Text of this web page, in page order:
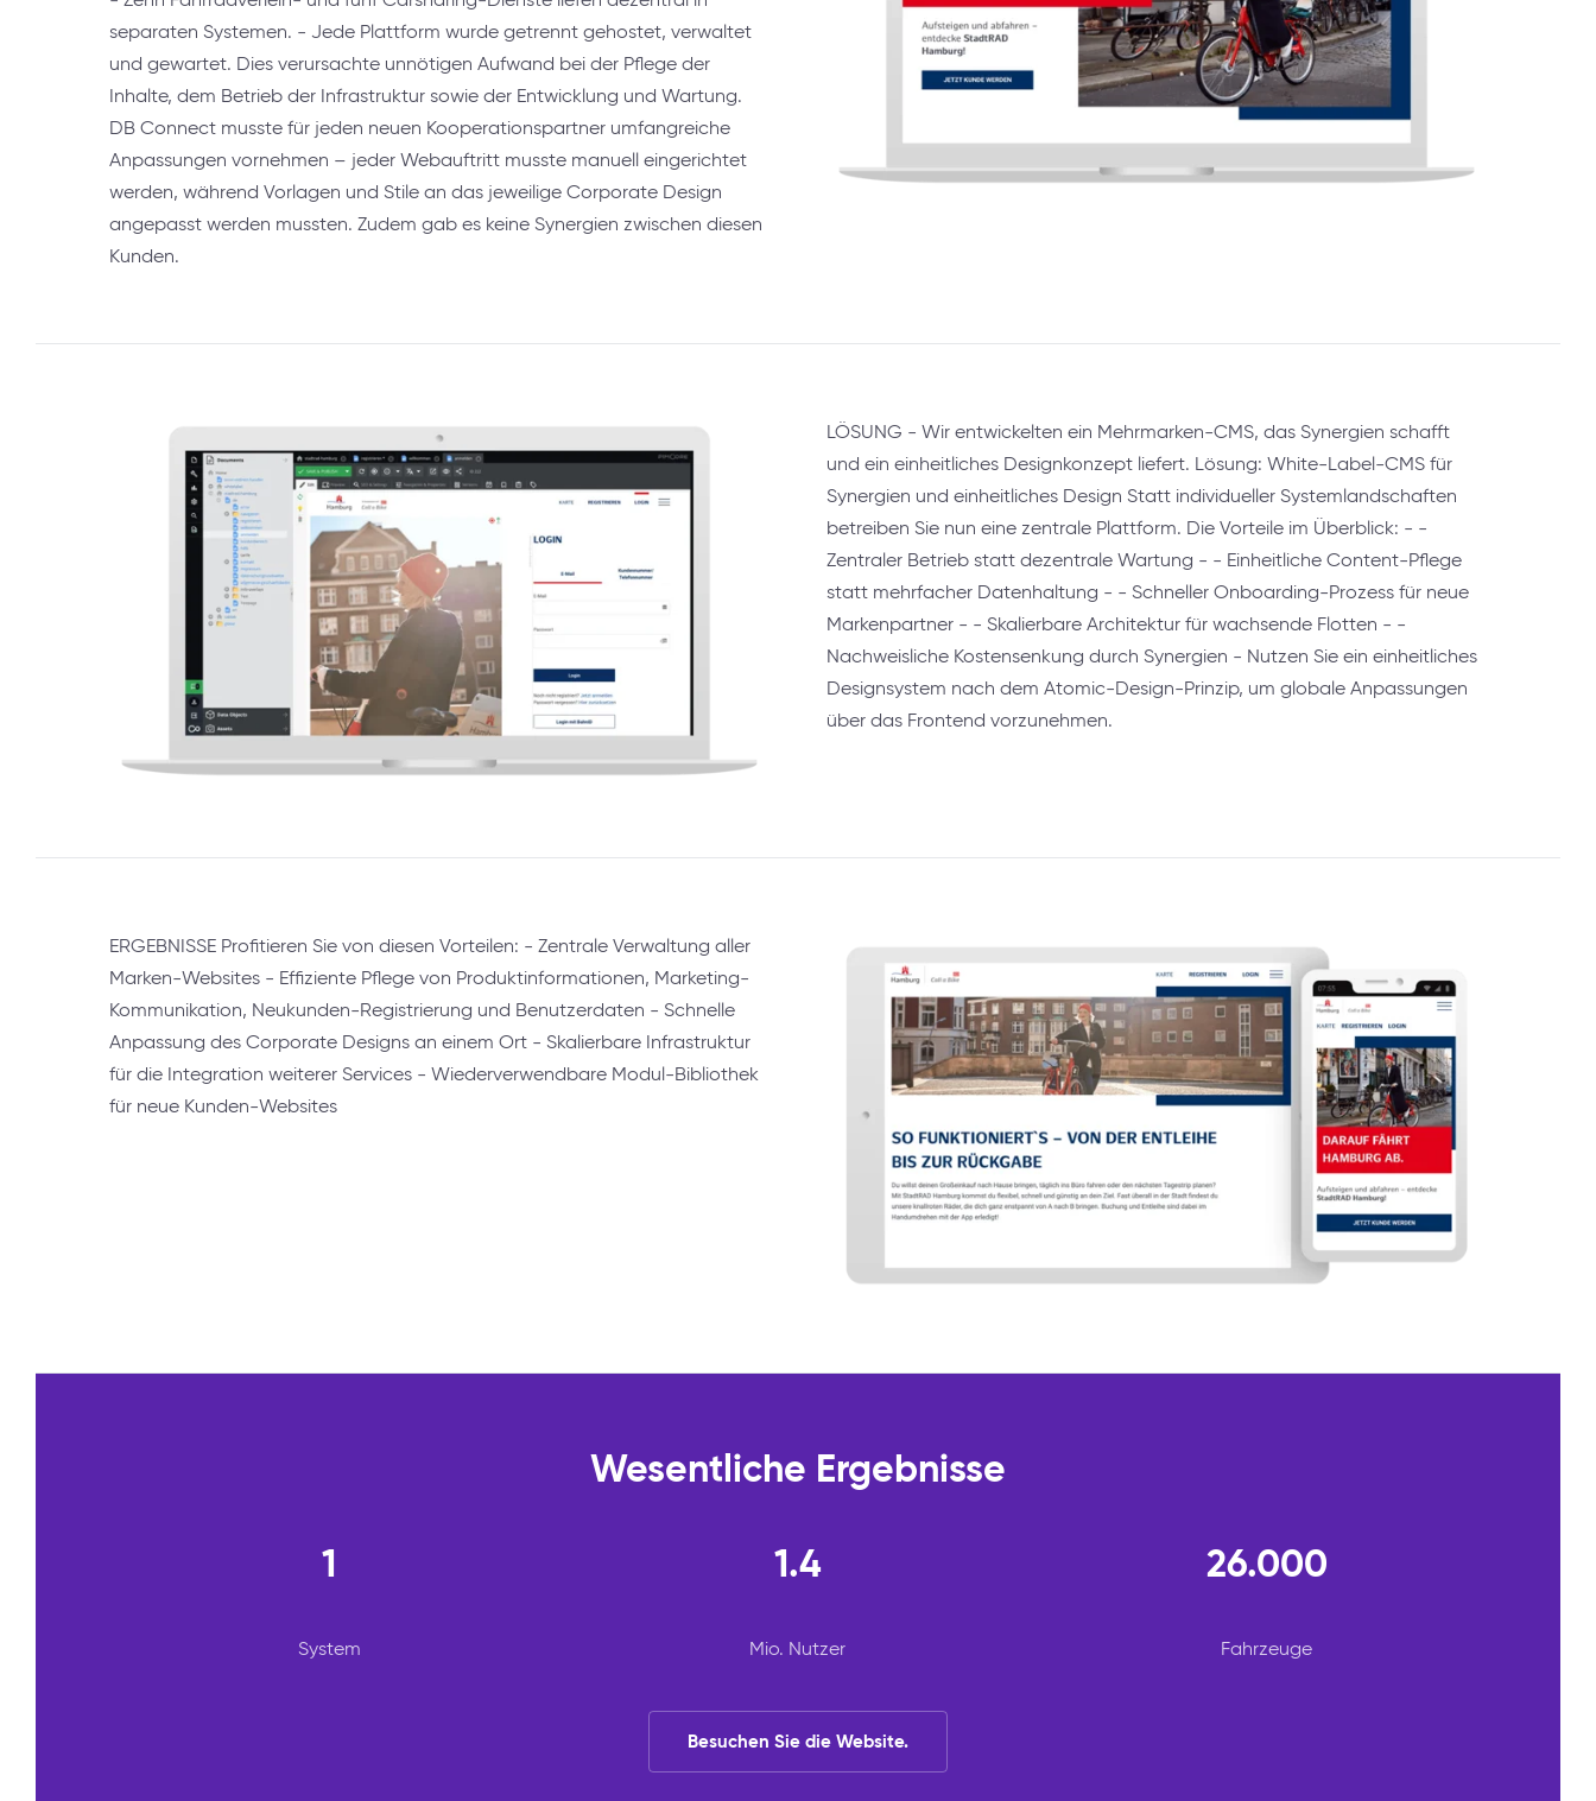
separaten Systemen. - Jede Plattform wurde getrennt gehostet, verwaltet
und gewartet. Dies verursachte unnötigen Aufwand bei der Pflege der
Inhalte, dem Betrieb der Infrastruktur sowie der Entwicklung und Wartung.
DB Connect musste für jeden neuen Kooperationspartner umfangreiche
Anpassungen vornehmen – jeder Webauftritt musste manuell eingerichtet
werden, während Vorlagen und Stile an das jeweilige Corporate Design
angepasst werden mussten. Zudem gab es keine Synergien zwischen diesen
Kunden.
LÖSUNG - Wir entwickelten ein Mehrmarken-CMS, das Synergien schafft
und ein einheitliches Designkonzept liefert. Lösung: White-Label-CMS für
Synergien und einheitliches Design Statt individueller Systemlandschaften
betreiben Sie nun eine zentrale Plattform. Die Vorteile im Überblick: - -
Zentraler Betrieb statt dezentrale Wartung - - Einheitliche Content-Pflege
statt mehrfacher Datenhaltung - - Schneller Onboarding-Prozess für neue
Markenpartner - - Skalierbare Architektur für wachsende Flotten - -
Nachweisliche Kostensenkung durch Synergien - Nutzen Sie ein einheitliches
Designsystem nach dem Atomic-Design-Prinzip, um globale Anpassungen
über das Frontend vorzunehmen.
ERGEBNISSE Profitieren Sie von diesen Vorteilen: - Zentrale Verwaltung aller
Marken-Websites - Effiziente Pflege von Produktinformationen, Marketing-
Kommunikation, Neukunden-Registrierung und Benutzerdaten - Schnelle
Anpassung des Corporate Designs an einem Ort - Skalierbare Infrastruktur
für die Integration weiterer Services - Wiederverwendbare Modul-Bibliothek
für neue Kunden-Websites
Wesentliche Ergebnisse
1
System
1.4
Mio. Nutzer
26.000
Fahrzeuge
Besuchen Sie die Website.